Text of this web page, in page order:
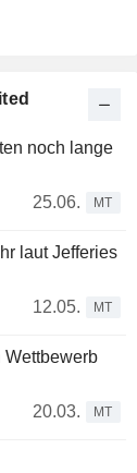
noch lange
25.06.
MT
laut Jefferies
12.05.
MT
Wettbewerb
20.03.
MT